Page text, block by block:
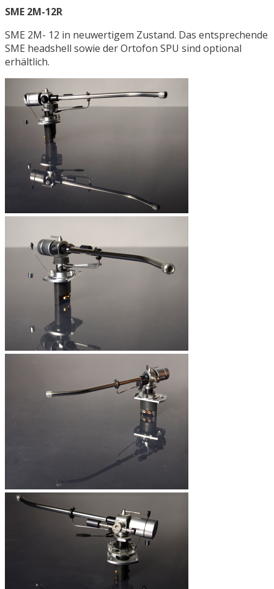
SME 2M-12R
SME 2M- 12 in neuwertigem Zustand. Das entsprechende
SME headshell sowie der Ortofon SPU sind optional
erhältlich.